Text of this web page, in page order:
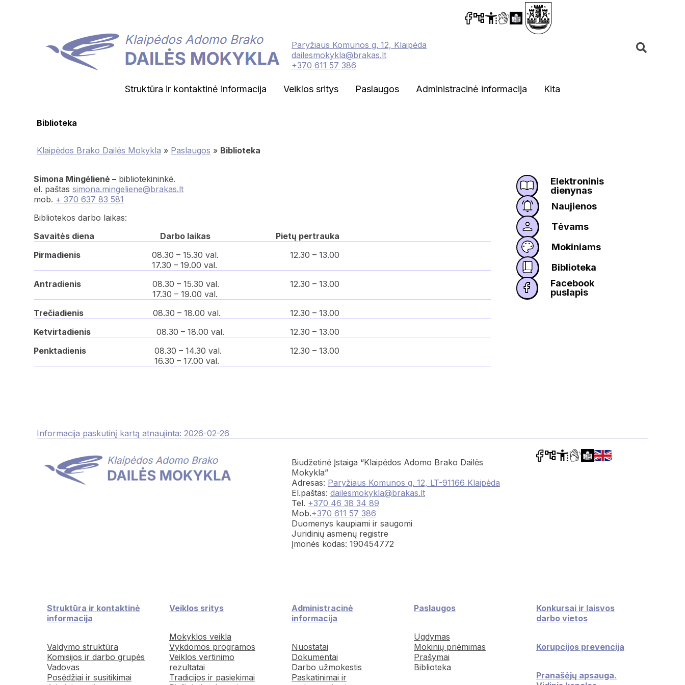
Paryžiaus Komunos g. 12, Klaipėda
dailesmokykla@brakas.lt
+370 611 57 386
Struktūra ir kontaktinė informacija Veiklos sritys Paslaugos Administracinė informacija Kita
Biblioteka
Klaipėdos Brako Dailės Mokykla » Paslaugos » Biblioteka
Simona Mingėlienė – bibliotekininkė.
el. paštas simona.mingeliene@brakas.lt
mob. + 370 637 83 581
Bibliotekos darbo laikas:
Savaitės diena
Darbo laikas
Pietų pertrauka
Pirmadienis
08.30 – 15.30 val.
17.30 – 19.00 val.
12.30 – 13.00
Antradienis
08.30 – 15.30 val.
17.30 – 19.00 val.
12.30 – 13.00
Trečiadienis 08.30 – 18.00 val.
12.30 – 13.00
Ketvirtadienis
08.30 – 18.00 val.
12.30 – 13.00
Penktadienis
08.30 – 14.30 val.
16.30 – 17.00 val.
12.30 – 13.00
Elektroninis
dienynas
Naujienos
Tėvams
Mokiniams
Biblioteka
Facebook
puslapis
Informacija paskutinį kartą atnaujinta: 2026-02-26
Biudžetinė Įstaiga “Klaipėdos Adomo Brako Dailės
Mokykla”
Adresas: Paryžiaus Komunos g. 12, LT-91166 Klaipėda
El.paštas: dailesmokykla@brakas.lt
Tel. +370 46 38 34 89
Mob.+370 611 57 386
Duomenys kaupiami ir saugomi
Juridinių asmenų registre
Įmonės kodas: 190454772
Struktūra ir kontaktinė
informacija
Valdymo struktūra
Komisijos ir darbo grupės
Vadovas
Posėdžiai ir susitikimai
Veiklos sritys
Mokyklos veikla
Vykdomos programos
Veiklos vertinimo
rezultatai
Tradicijos ir pasiekimai
Administracinė
informacija
Nuostatai
Dokumentai
Darbo užmokestis
Paskatinimai ir
Paslaugos
Ugdymas
Mokinių priėmimas
Prašymai
Biblioteka
Konkursai ir laisvos
darbo vietos
Korupcijos prevencija
Pranašėjų apsauga.